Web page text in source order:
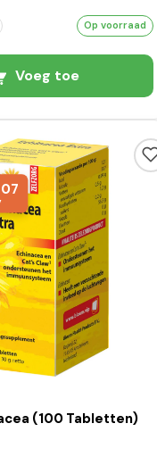
Op voorraad
Voeg toe
07
(100 Tabletten)